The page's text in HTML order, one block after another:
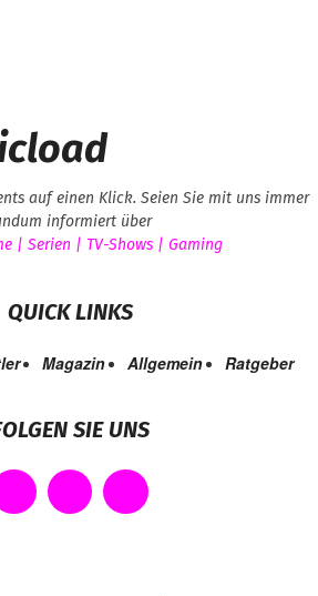
auf einen Klick. Seien Sie mit uns immer
informiert über
| Serien | TV-Shows | Gaming
QUICK LINKS
Magazin Allgemein Ratgeber
SIE UNS